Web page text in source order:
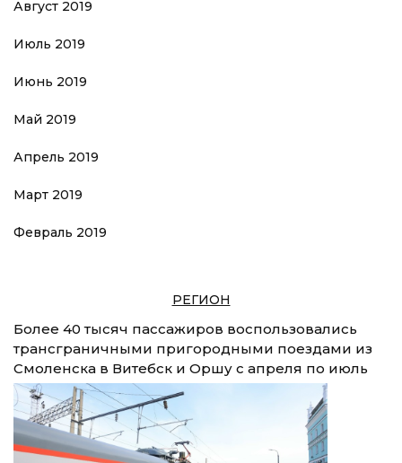
Август 2019
Июль 2019
Июнь 2019
Май 2019
Апрель 2019
Март 2019
Февраль 2019
РЕГИОН
Более 40 тысяч пассажиров воспользовались
трансграничными пригородными поездами из
Смоленска в Витебск и Оршу с апреля по июль